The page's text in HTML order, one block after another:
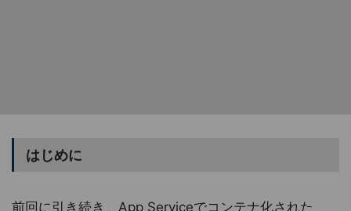
はじめに
前回に引き続き、App Serviceでコンテナ化された